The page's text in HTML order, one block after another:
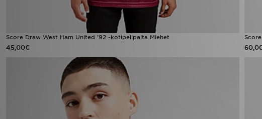
Score Draw West Ham United '92 -kotipelipaita Miehet
45,00€